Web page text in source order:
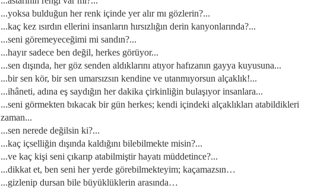
...yoksa bulduğun her renk içinde yer alır mı gözlerin?...
...kaç kez ısırdın ellerini insanların hırsızlığın derin kanyonlarında?...
...seni göremeyeceğimi mi sandın?...
...hayır sadece ben değil, herkes görüyor...
...sen dışında, her göz senden aldıklarını atıyor hafızanın gayya kuyusuna...
...bir sen kör, bir sen umarsızsın kendine ve utanmıyorsun alçaklık!...
...ihâneti, adına eş saydığın her dakika çirkinliğin bulaşıyor insanlara...
...seni görmekten bıkacak bir gün herkes; kendi içindeki alçaklıkları atabildikleri
zaman...
...sen nerede değilsin ki?...
...kaç içselliğin dışında kaldığını bilebilmekte misin?...
...ve kaç kişi seni çıkarıp atabilmiştir hayatı müddetince?...
...dikkat et, ben seni her yerde görebilmekteyim; kaçamazsın…
...gizlenip dursan bile büyüklüklerin arasında…